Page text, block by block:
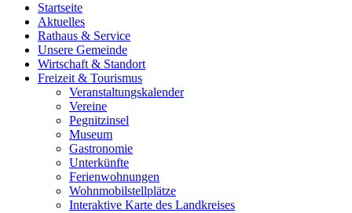
Startseite
Aktuelles
Rathaus & Service
Unsere Gemeinde
Wirtschaft & Standort
Freizeit & Tourismus
Veranstaltungskalender
Vereine
Pegnitzinsel
Museum
Gastronomie
Unterkünfte
Ferienwohnungen
Wohnmobilstellplätze
Interaktive Karte des Landkreises